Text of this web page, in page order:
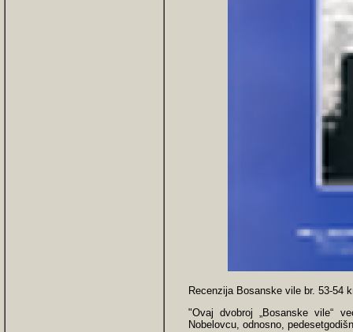
Recenzija Bosanske vile br. 53-54
"Ovaj dvobroj „Bosanske vile“
Nobelovcu, odnosno,